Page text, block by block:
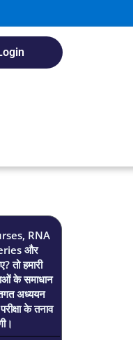
RNA
और
तो हमारी
के समाधान
अध्ययन
के तनाव